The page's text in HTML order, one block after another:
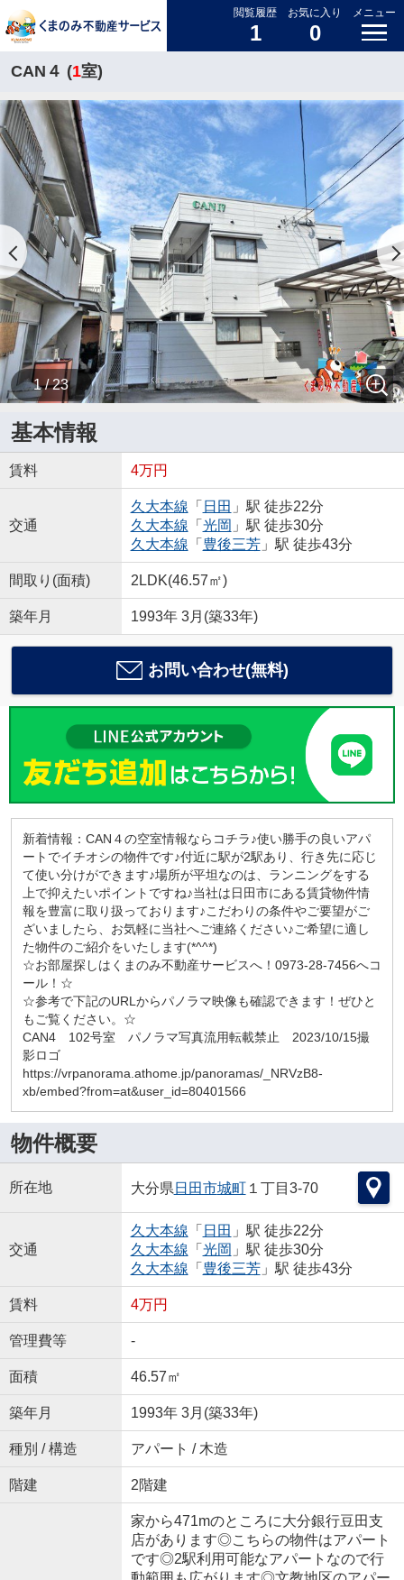
閲覧履歴
1
お気に入り
0
メニュー
CAN４ (1室)
1 / 23
基本情報
賃料 4万円
交通
久大本線 「 日田 」駅 徒歩22分
久大本線 「 光岡 」駅 徒歩30分
久大本線 「 豊後三芳」駅 徒歩43分
間取り(面積) 2LDK(46.57㎡)
築年月 1993年 3月(築33年)
お問い合わせ(無料)
新着情報：CAN４の空室情報ならコチラ♪使い勝手の良いアパ
ートでイチオシの物件です♪付近に駅が2駅あり、行き先に応じ
て使い分けができます♪場所が平坦なのは、ランニングをする
上で抑えたいポイントですね♪当社は日田市にある賃貸物件情
報を豊富に取り扱っております♪こだわりの条件やご要望がご
ざいましたら、お気軽に当社へご連絡ください♪ご希望に適し
た物件のご紹介をいたします(*^^*)
☆お部屋探しはくまのみ不動産サービスへ！0973-28-7456へコ
ール！☆
☆参考で下記のURLからパノラマ映像も確認できます！ぜひと
もご覧ください。☆
CAN4 102号室 パノラマ写真流用転載禁止 2023/10/15撮
影ロゴ
https://vrpanorama.athome.jp/panoramas/_NRVzB8-
xb/embed?from=at&user_id=80401566
物件概要
所在地 大分県 日田市城町１丁目3-70
交通
久大本線 「 日田 」駅 徒歩22分
久大本線 「 光岡 」駅 徒歩30分
久大本線 「 豊後三芳」駅 徒歩43分
賃料 4万円
管理費等 -
面積 46.57㎡
築年月 1993年 3月(築33年)
種別 / 構造 アパート / 木造
階建 2階建
家から471mのところに大分銀行豆田支
店があります◎こちらの物件はアパート
です◎2駅利用可能なアパートなので行